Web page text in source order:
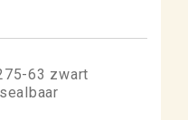
63 zwart